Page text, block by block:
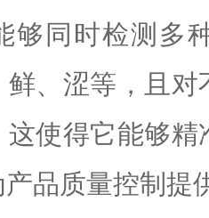
够同时检测多
、涩等，且
这使得它能够
品质量控制提